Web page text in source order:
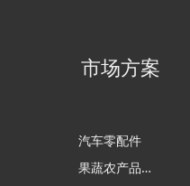
市场方案
汽车零配件
果
蔬农产品加工